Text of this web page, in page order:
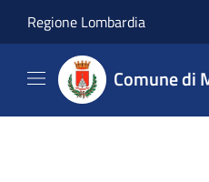
Regione Lombardia
Comune di